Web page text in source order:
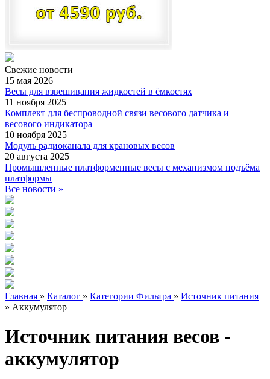
Свежие новости
15 мая 2026
Весы для взвешивания жидкостей в ёмкостях
11 ноября 2025
Комплект для беспроводной связи весового датчика и
весового индикатора
10 ноября 2025
Модуль радиоканала для крановых весов
20 августа 2025
Промышленные платформенные весы с механизмом подъёма
платформы
Все новости »
Главная » Каталог » Категории Фильтра » Источник питания
» Аккумулятор
Источник питания весов -
аккумулятор